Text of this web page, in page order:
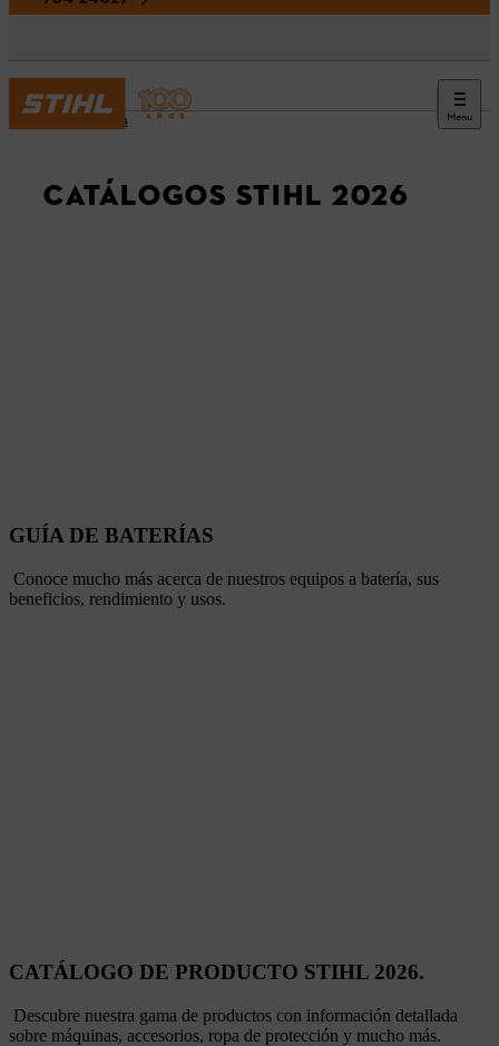
Menu
Noticias
CATÁLOGOS STIHL 2026
GUÍA DE BATERÍAS
Conoce mucho más acerca de nuestros equipos a batería, sus
beneficios, rendimiento y usos.
CATÁLOGO DE PRODUCTO STIHL 2026.
Descubre nuestra gama de productos con información detallada
sobre máquinas, accesorios, ropa de protección y mucho más.